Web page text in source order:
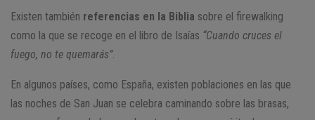
Existen también referencias en la Biblia sobre el firewalking
como la que se recoge en el libro de Isaías “Cuando cruces el
fuego, no te quemarás”.
En algunos países, como España, existen poblaciones en las que
las noches de San Juan se celebra caminando sobre las brasas,